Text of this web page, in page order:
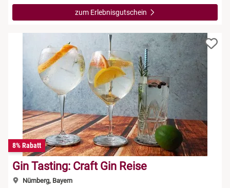
zum Erlebnisgutschein
8% Rabatt
Gin Tasting: Craft Gin Reise
Nürnberg, Bayern